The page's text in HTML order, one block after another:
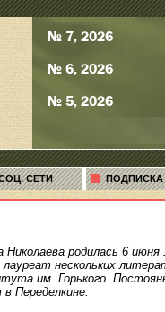
№ 7, 2026
№ 6, 2026
№ 5, 2026
СЕТИ ПОДПИСКА
Николаева родилась 6
лауреат нескольких
им. Горького.
Переделкине.